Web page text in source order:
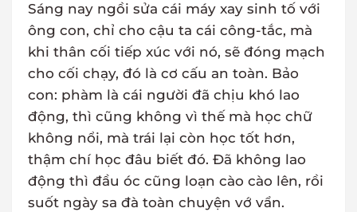
Sáng nay ngồi sửa cái máy xay sinh tố với
ông con, chỉ cho cậu ta cái công-tắc, mà
khi thân cối tiếp xúc với nó, sẽ đóng mạch
cho cối chạy, đó là cơ cấu an toàn. Bảo
con: phàm là cái người đã chịu khó lao
động, thì cũng không vì thế mà học chữ
không nổi, mà trái lại còn học tốt hơn,
thậm chí học đâu biết đó. Đã không lao
động thì đầu óc cũng loạn cào cào lên, rồi
suốt ngày sa đà toàn chuyện vớ vẩn.